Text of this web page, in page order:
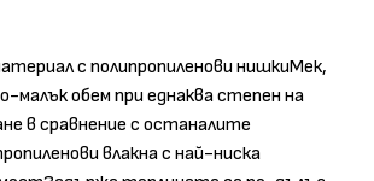
с полипропиленови нишкиМек,
малък обем при еднаква степен на
в сравнение с останалите
влакна с най-ниска